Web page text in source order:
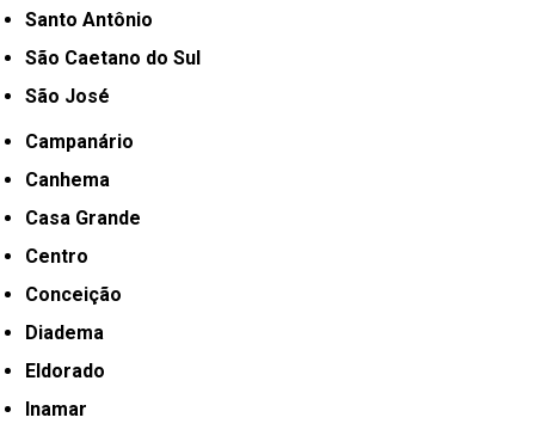
Santo Antônio
São Caetano do Sul
São José
Campanário
Canhema
Casa Grande
Centro
Conceição
Diadema
Eldorado
Inamar